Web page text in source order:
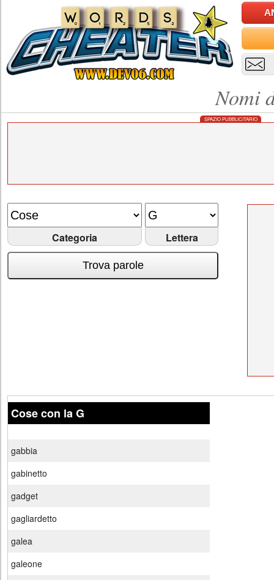
Nomi
SPAZIO PUBBLICITARIO
Categoria Lettera
Trova parole
Cose con la G
gabbia
gabinetto
gadget
gagliardetto
galea
galeone